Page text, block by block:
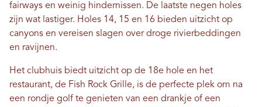
fairways en weinig hindernissen. De laatste negen holes
zijn wat lastiger. Holes 14, 15 en 16 bieden uitzicht op
canyons en vereisen slagen over droge rivierbeddingen
en ravijnen.
Het clubhuis biedt uitzicht op de 18e hole en het
restaurant, de Fish Rock Grille, is de perfecte plek om na
een rondje golf te genieten van een drankje of een